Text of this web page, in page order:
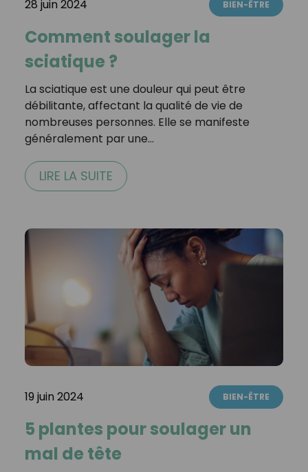
28 juin 2024 BIEN-ÊTRE
Comment soulager la
sciatique ?
La sciatique est une douleur qui peut être
débilitante, affectant la qualité de vie de
nombreuses personnes. Elle se manifeste
généralement par une…
LIRE LA SUITE
19 juin 2024 BIEN-ÊTRE
5 plantes pour soulager un
mal de tête